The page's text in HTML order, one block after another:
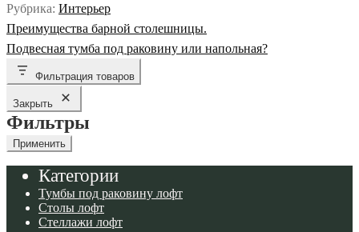
Рубрика: Интерьер
Навигация
по
записям
Предыдущая
запись:
Преимущества барной столешницы.
Следующая
запись:
Подвесная тумба под раковину или напольная?
Фильтрация товаров
Закрыть
Фильтры
Применить
Категории
Тумбы под раковину лофт
Столы лофт
Стеллажи лофт